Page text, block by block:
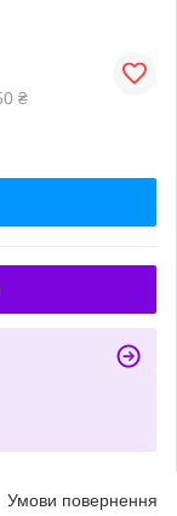
₴
Умови повернення